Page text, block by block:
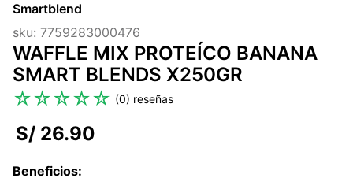
2.
citrato magnesio
3.
colageno
4
kefir
5 .
lab nutrition
8.
magnesio
Smartblend
sku: 7759283000476
WAFFLE MIX PROTEÍCO BANANA
SMART BLENDS X250GR
☆☆☆☆☆ (0)
S/ 26.90
Beneficios: